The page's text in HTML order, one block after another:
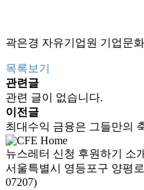
곽은경 자유기업원 기업문
목록보기
관련글
관련 글이 없습니다.
이전글
최대수익 금융은 그들만의
뉴스레터 신청 후원하기
소
서울특별시 영등포구 양평
07207)